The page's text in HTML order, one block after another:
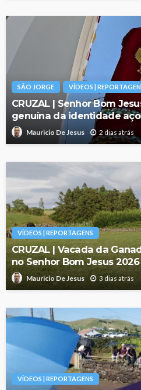
SÃO JORGE VÍDEOS |
CRUZAL | Senhor Bom
genuína da identidade
Mauricio De Jesus 2 dias atrás
VÍDEOS | REPORTAGENS
CRUZAL | Vacada da
no Senhor Bom Jesus
Mauricio De Jesus 3 dias atrás
VÍDEOS | REPORTAGENS